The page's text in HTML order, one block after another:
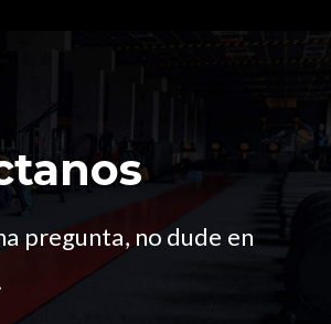
pregunta, no dude en